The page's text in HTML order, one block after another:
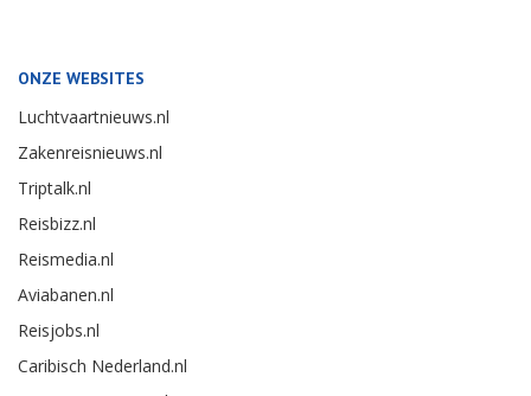
ONZE WEBSITES
Luchtvaartnieuws.nl
Zakenreisnieuws.nl
Triptalk.nl
Reisbizz.nl
Reismedia.nl
Aviabanen.nl
Reisjobs.nl
Caribisch Nederland.nl